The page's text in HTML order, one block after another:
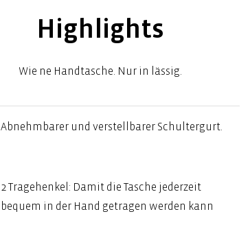
Highlights
Wie ne Handtasche. Nur in lässig.
Abnehmbarer und verstellbarer Schultergurt.
2 Tragehenkel: Damit die Tasche jederzeit
bequem in der Hand getragen werden kann